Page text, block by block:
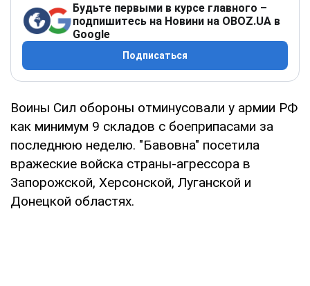
Будьте первыми в курсе главного –
подпишитесь на Новини на OBOZ.UA в
Google
Подписаться
Воины Сил обороны отминусовали у армии РФ
как минимум 9 складов с боеприпасами за
последнюю неделю. "Бавовна" посетила
вражеские войска страны-агрессора в
Запорожской, Херсонской, Луганской и
Донецкой областях.